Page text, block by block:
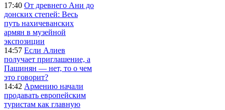
17:40 От древнего Ани до
донских степей: Весь
путь нахичеванских
армян в музейной
экспозиции
14:57 Если Алиев
получает приглашение, а
Пашинян — нет, то о чем
это говорит?
14:42 Армению начали
продавать европейским
туристам как главную